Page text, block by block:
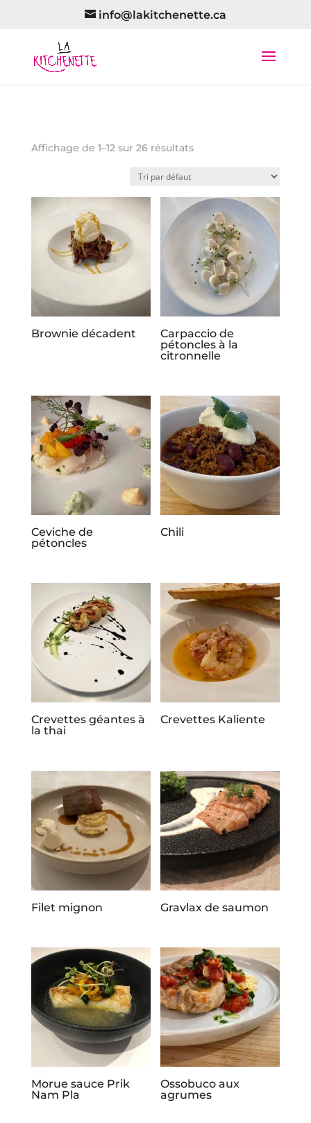
info@lakitchenette.ca
Affichage de 1–12 sur 26 résultats
Brownie décadent
Carpaccio de
pétoncles à la
citronnelle
Ceviche de
pétoncles
Chili
Crevettes géantes à
la thai
Crevettes Kaliente
Filet mignon Gravlax de saumon
Morue sauce Prik
Nam Pla
Ossobuco aux
agrumes